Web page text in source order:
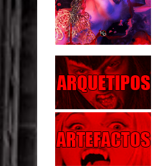
Parte 02: Los
Parte 01:
Parte 02: El
Parte 06:
Parte 05: Los
Parte 04: Oídos